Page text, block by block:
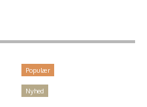
Populær
Nyhed